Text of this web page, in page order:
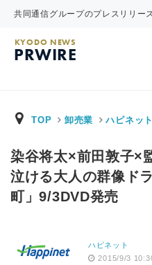
共同通信グループのプレスリリー
KYODO NEWS
PRWIRE
TOP 卸売業 ハピネット
染谷将太×前田敦子×
泣ける大人の群像ド
町」9/3DVD発売
ハピネット
2015/9/3